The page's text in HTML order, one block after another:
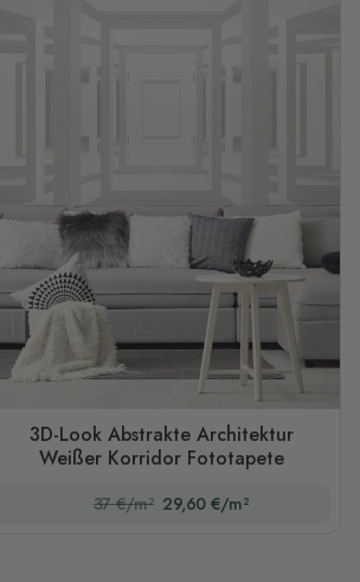
3D-Look Abstrakte Architektur
Weißer Korridor Fototapete
37 €/m² 29,60 €/m²